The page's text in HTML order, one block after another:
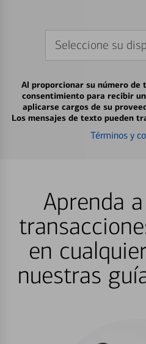
Seleccione su
Al proporcionar su número de
consentimiento para recibir
aplicarse cargos de su
Los mensajes de texto pueden
Términos y
Aprenda
en
nuestras